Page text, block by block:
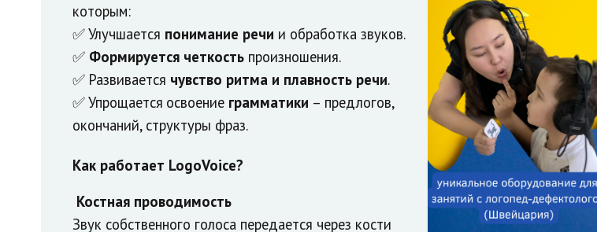
которым:
✅Улучшается понимание речи и обработка звуков.
✅ Формируется четкость произношения.
✅ Развивается чувство ритма и плавность речи.
✅Упрощается освоение грамматики – предлогов,
окончаний, структуры фраз.
Как работает LogoVoice?
Костная проводимость
Звук собственного голоса передается через кости